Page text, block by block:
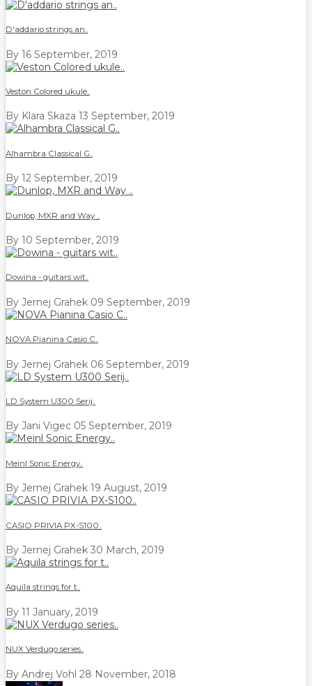
D'addario strings an..
By 16 September, 2019
Veston Colored ukule..
By Klara Skaza 13 September, 2019
Alhambra Classical G..
By 12 September, 2019
Dunlop, MXR and Way ..
By 10 September, 2019
Dowina - guitars wit..
By Jernej Grahek 09 September, 2019
NOVA Pianina Casio C..
By Jernej Grahek 06 September, 2019
LD System U300 Serij..
By Jani Vigec 05 September, 2019
Meinl Sonic Energy..
By Jernej Grahek 19 August, 2019
CASIO PRIVIA PX-S100..
By Jernej Grahek 30 March, 2019
Aquila strings for t..
By 11 January, 2019
NUX Verdugo series..
By Andrej Vohl 28 November, 2018